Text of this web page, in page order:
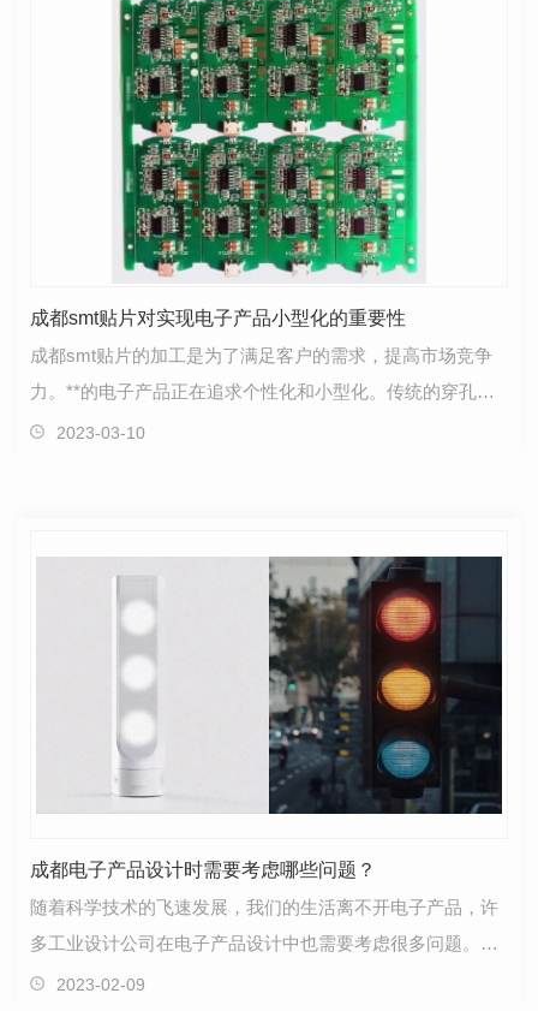
成都smt贴片对实现电子产品小型化的重要性
成都smt贴片的加工是为了满足客户的需求，提高市场竞争
力。**的电子产品正在追求个性化和小型化。传统的穿孔插
件已不能满足市场的需求。SMT贴片加工顺应时代潮流，…
2023-03-10
成都电子产品设计时需要考虑哪些问题？
随着科学技术的飞速发展，我们的生活离不开电子产品，许
多工业设计公司在电子产品设计中也需要考虑很多问题。那
么，成都电子产品设计时需要考虑哪些问题？01**电子…
2023-02-09